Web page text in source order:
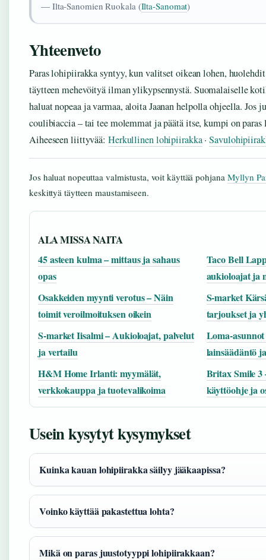
— Ilta-Sanomien Ruokala (Ilta-Sanomat)
Yhteenveto
Paras lohipiirakka syntyy, kun valitset oikean lohen,
täytteen mehevöityä ilman ylikypsennystä. Suomalaiselle
haluat nopeaa ja varmaa, aloita Jaanan helpolla ohjeella. Jos
coulibiaccia – tai tee molemmat ja päätä itse, kumpi on
Aiheeseen liittyvää: Herkullinen lohipiirakka·
Jos haluat nopeuttaa valmistusta, voit käyttää pohjana Myllyn
keskittyä täytteen maustamiseen.
ALA MISSA NAITA
45 asteen kulma – mittaus ja sahaus
opas
Taco Bell
aukioloajat ja
Osakkeiden myynti verotus – Näin
toimit veroilmoituksen oikein
S-market
tarjoukset ja
S-market Iisalmi – Aukioloajat, palvelut
ja vertailu
Loma-
lainsäädäntö
H&M Home Irlanti: myymälät,
verkkokauppa ja tuotevalikoima
Britax Smile 3
käyttöohje ja
Usein kysytyt kysymykset
Kuinka kauan lohipiirakka säilyy jääkaapissa?
Voinko käyttää pakastettua lohta?
Mikä on paras juustotyyppi lohipiirakkaan?